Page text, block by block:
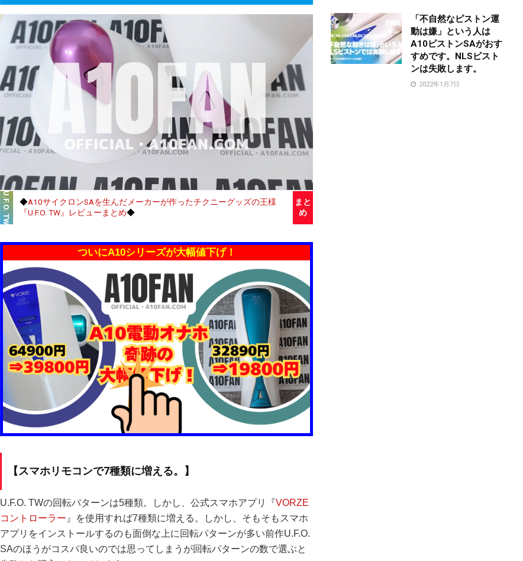
U.F.O. TW ◆A10サイクロンSAを生んだメーカーが作ったチクニーグッズの王様
『U.F.O. TW』レビューまとめ◆
まと
め
ついにA10シリーズが大幅値下げ！
【スマホリモコンで7種類に増える。】
U.F.O. TWの回転パターンは5種類。しかし、公式スマホアプリ『VORZE
コントローラー 』を使用すれば7種類に増える。しかし、そもそもスマホ
アプリをインストールするのも面倒な上に回転パターンが多い前作U.F.O.
SAのほうがコスパ良いのでは思ってしまうが回転パターンの数で選ぶと
「不自然なピストン運
動は嫌」という人は
A10ピストンSAがおす
すめです。NLSピスト
ンは失敗します。
2022年1月7日